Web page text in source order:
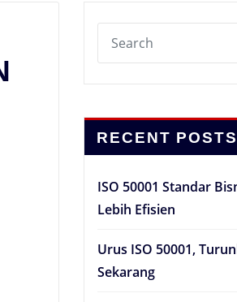
RECENT POSTS
ISO 50001 Standar
Lebih Efisien
Urus ISO 50001,
Sekarang